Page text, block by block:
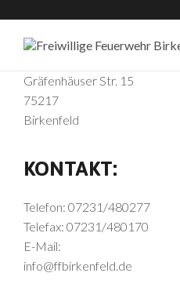
Frank
Oelschläger
Gräfenhäuser Str. 15
75217
Birkenfeld
KONTAKT:
Telefon: 07231/480277
Telefax: 07231/480170
E-Mail:
info@ffbirkenfeld.de